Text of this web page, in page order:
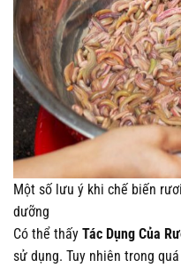
Một số lưu ý khi chế biến
dưỡng
Có thể thấy Tác Dụng Của
sử dụng. Tuy nhiên trong